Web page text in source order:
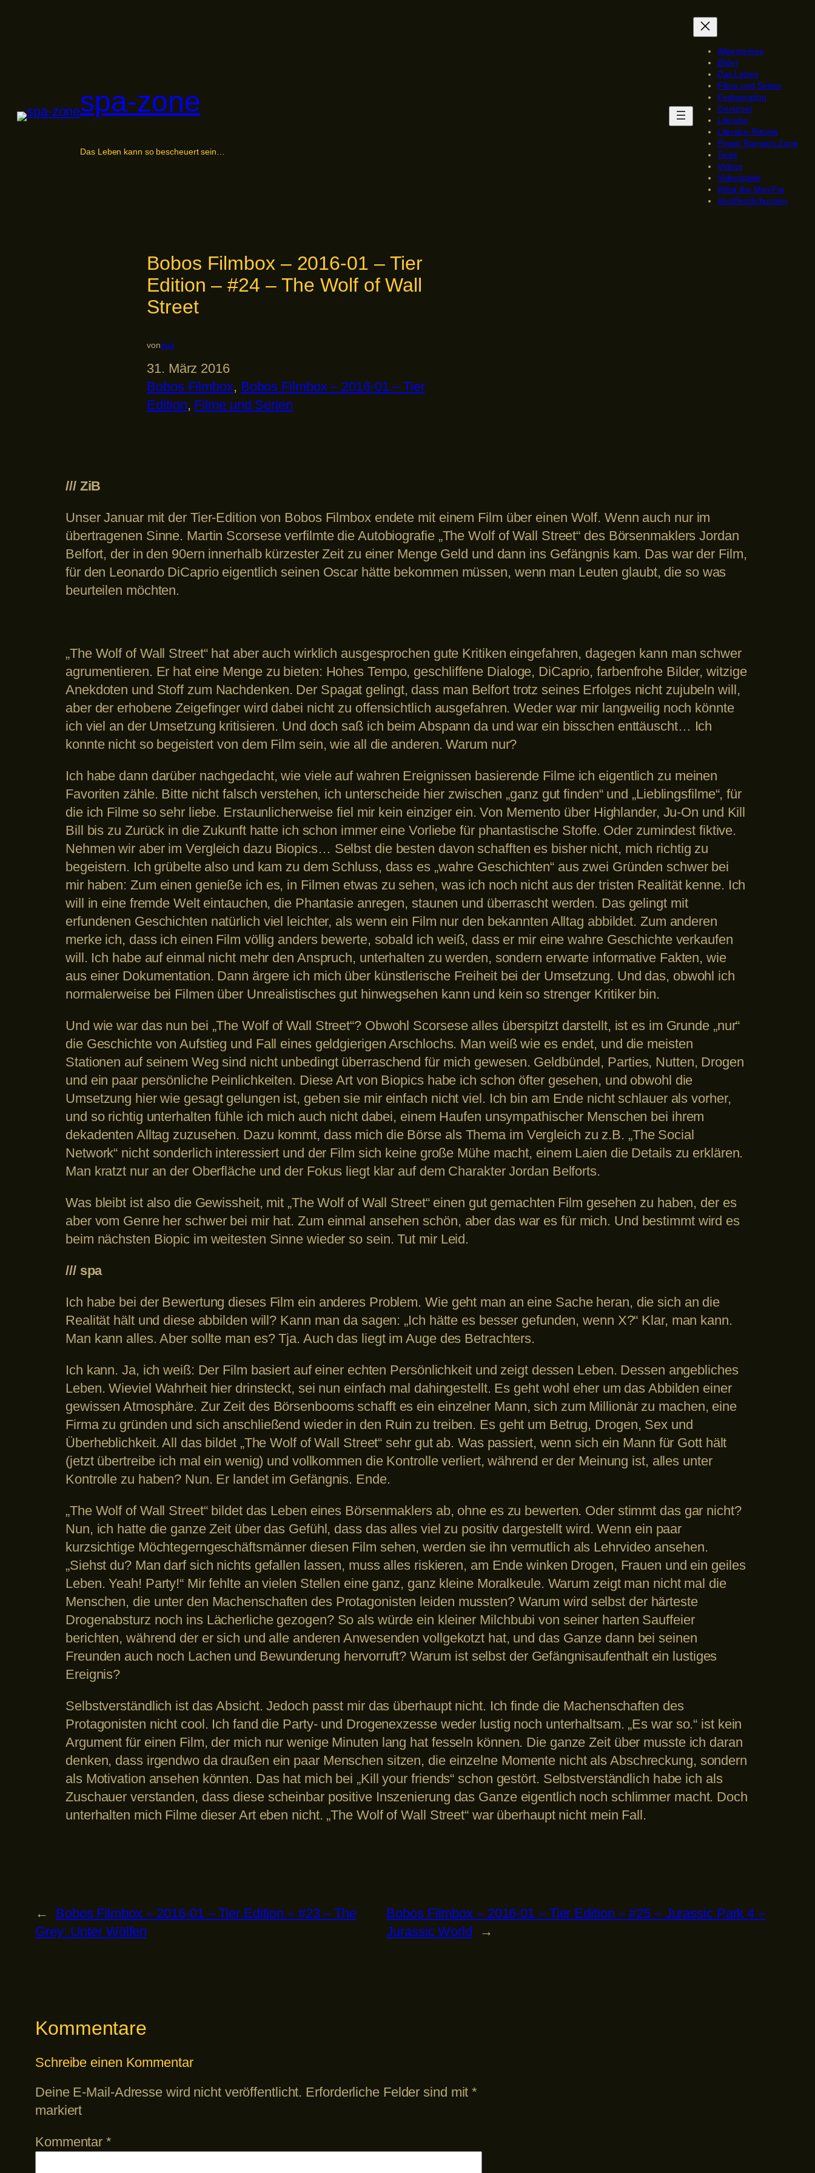
spa-zone
Das Leben kann so bescheuert sein…
Allgemeines
Bilder
Das Leben
Filme und Serien
Findspiration
Genürsel
Literatur
Literatur-Rituale
Power Rangers Zone
Texte
Videos
Videospiele
What the Mini-Fig
Veröffentlichungen
Bobos Filmbox – 2016-01 – Tier
Edition – #24 – The Wolf of Wall
Street
vonspa
31. März 2016
Bobos Filmbox, Bobos Filmbox – 2016-01 – Tier
Edition, Filme und Serien
/// ZiB
Unser Januar mit der Tier-Edition von Bobos Filmbox endete mit einem Film über einen Wolf. Wenn auch nur im
übertragenen Sinne. Martin Scorsese verfilmte die Autobiografie „The Wolf of Wall Street“ des Börsenmaklers Jordan
Belfort, der in den 90ern innerhalb kürzester Zeit zu einer Menge Geld und dann ins Gefängnis kam. Das war der Film,
für den Leonardo DiCaprio eigentlich seinen Oscar hätte bekommen müssen, wenn man Leuten glaubt, die so was
beurteilen möchten.
„The Wolf of Wall Street“ hat aber auch wirklich ausgesprochen gute Kritiken eingefahren, dagegen kann man schwer
agrumentieren. Er hat eine Menge zu bieten: Hohes Tempo, geschliffene Dialoge, DiCaprio, farbenfrohe Bilder, witzige
Anekdoten und Stoff zum Nachdenken. Der Spagat gelingt, dass man Belfort trotz seines Erfolges nicht zujubeln will,
aber der erhobene Zeigefinger wird dabei nicht zu offensichtlich ausgefahren. Weder war mir langweilig noch könnte
ich viel an der Umsetzung kritisieren. Und doch saß ich beim Abspann da und war ein bisschen enttäuscht… Ich
konnte nicht so begeistert von dem Film sein, wie all die anderen. Warum nur?
Ich habe dann darüber nachgedacht, wie viele auf wahren Ereignissen basierende Filme ich eigentlich zu meinen
Favoriten zähle. Bitte nicht falsch verstehen, ich unterscheide hier zwischen „ganz gut finden“ und „Lieblingsfilme“, für
die ich Filme so sehr liebe. Erstaunlicherweise fiel mir kein einziger ein. Von Memento über Highlander, Ju-On und Kill
Bill bis zu Zurück in die Zukunft hatte ich schon immer eine Vorliebe für phantastische Stoffe. Oder zumindest fiktive.
Nehmen wir aber im Vergleich dazu Biopics… Selbst die besten davon schafften es bisher nicht, mich richtig zu
begeistern. Ich grübelte also und kam zu dem Schluss, dass es „wahre Geschichten“ aus zwei Gründen schwer bei
mir haben: Zum einen genieße ich es, in Filmen etwas zu sehen, was ich noch nicht aus der tristen Realität kenne. Ich
will in eine fremde Welt eintauchen, die Phantasie anregen, staunen und überrascht werden. Das gelingt mit
erfundenen Geschichten natürlich viel leichter, als wenn ein Film nur den bekannten Alltag abbildet. Zum anderen
merke ich, dass ich einen Film völlig anders bewerte, sobald ich weiß, dass er mir eine wahre Geschichte verkaufen
will. Ich habe auf einmal nicht mehr den Anspruch, unterhalten zu werden, sondern erwarte informative Fakten, wie
aus einer Dokumentation. Dann ärgere ich mich über künstlerische Freiheit bei der Umsetzung. Und das, obwohl ich
normalerweise bei Filmen über Unrealistisches gut hinwegsehen kann und kein so strenger Kritiker bin.
Und wie war das nun bei „The Wolf of Wall Street“? Obwohl Scorsese alles überspitzt darstellt, ist es im Grunde „nur“
die Geschichte von Aufstieg und Fall eines geldgierigen Arschlochs. Man weiß wie es endet, und die meisten
Stationen auf seinem Weg sind nicht unbedingt überraschend für mich gewesen. Geldbündel, Parties, Nutten, Drogen
und ein paar persönliche Peinlichkeiten. Diese Art von Biopics habe ich schon öfter gesehen, und obwohl die
Umsetzung hier wie gesagt gelungen ist, geben sie mir einfach nicht viel. Ich bin am Ende nicht schlauer als vorher,
und so richtig unterhalten fühle ich mich auch nicht dabei, einem Haufen unsympathischer Menschen bei ihrem
dekadenten Alltag zuzusehen. Dazu kommt, dass mich die Börse als Thema im Vergleich zu z.B. „The Social
Network“ nicht sonderlich interessiert und der Film sich keine große Mühe macht, einem Laien die Details zu erklären.
Man kratzt nur an der Oberfläche und der Fokus liegt klar auf dem Charakter Jordan Belforts.
Was bleibt ist also die Gewissheit, mit „The Wolf of Wall Street“ einen gut gemachten Film gesehen zu haben, der es
aber vom Genre her schwer bei mir hat. Zum einmal ansehen schön, aber das war es für mich. Und bestimmt wird es
beim nächsten Biopic im weitesten Sinne wieder so sein. Tut mir Leid.
/// spa
Ich habe bei der Bewertung dieses Film ein anderes Problem. Wie geht man an eine Sache heran, die sich an die
Realität hält und diese abbilden will? Kann man da sagen: „Ich hätte es besser gefunden, wenn X?“ Klar, man kann.
Man kann alles. Aber sollte man es? Tja. Auch das liegt im Auge des Betrachters.
Ich kann. Ja, ich weiß: Der Film basiert auf einer echten Persönlichkeit und zeigt dessen Leben. Dessen angebliches
Leben. Wieviel Wahrheit hier drinsteckt, sei nun einfach mal dahingestellt. Es geht wohl eher um das Abbilden einer
gewissen Atmosphäre. Zur Zeit des Börsenbooms schafft es ein einzelner Mann, sich zum Millionär zu machen, eine
Firma zu gründen und sich anschließend wieder in den Ruin zu treiben. Es geht um Betrug, Drogen, Sex und
Überheblichkeit. All das bildet „The Wolf of Wall Street“ sehr gut ab. Was passiert, wenn sich ein Mann für Gott hält
(jetzt übertreibe ich mal ein wenig) und vollkommen die Kontrolle verliert, während er der Meinung ist, alles unter
Kontrolle zu haben? Nun. Er landet im Gefängnis. Ende.
„The Wolf of Wall Street“ bildet das Leben eines Börsenmaklers ab, ohne es zu bewerten. Oder stimmt das gar nicht?
Nun, ich hatte die ganze Zeit über das Gefühl, dass das alles viel zu positiv dargestellt wird. Wenn ein paar
kurzsichtige Möchtegerngeschäftsmänner diesen Film sehen, werden sie ihn vermutlich als Lehrvideo ansehen.
„Siehst du? Man darf sich nichts gefallen lassen, muss alles riskieren, am Ende winken Drogen, Frauen und ein geiles
Leben. Yeah! Party!“ Mir fehlte an vielen Stellen eine ganz, ganz kleine Moralkeule. Warum zeigt man nicht mal die
Menschen, die unter den Machenschaften des Protagonisten leiden mussten? Warum wird selbst der härteste
Drogenabsturz noch ins Lächerliche gezogen? So als würde ein kleiner Milchbubi von seiner harten Sauffeier
berichten, während der er sich und alle anderen Anwesenden vollgekotzt hat, und das Ganze dann bei seinen
Freunden auch noch Lachen und Bewunderung hervorruft? Warum ist selbst der Gefängnisaufenthalt ein lustiges
Ereignis?
Selbstverständlich ist das Absicht. Jedoch passt mir das überhaupt nicht. Ich finde die Machenschaften des
Protagonisten nicht cool. Ich fand die Party- und Drogenexzesse weder lustig noch unterhaltsam. „Es war so.“ ist kein
Argument für einen Film, der mich nur wenige Minuten lang hat fesseln können. Die ganze Zeit über musste ich daran
denken, dass irgendwo da draußen ein paar Menschen sitzen, die einzelne Momente nicht als Abschreckung, sondern
als Motivation ansehen könnten. Das hat mich bei „Kill your friends“ schon gestört. Selbstverständlich habe ich als
Zuschauer verstanden, dass diese scheinbar positive Inszenierung das Ganze eigentlich noch schlimmer macht. Doch
unterhalten mich Filme dieser Art eben nicht. „The Wolf of Wall Street“ war überhaupt nicht mein Fall.
←
Bobos Filmbox – 2016-01 – Tier Edition – #23 – The
Grey: Unter Wölfen
Bobos Filmbox – 2016-01 – Tier Edition – #25 – Jurassic Park 4 –
Jurassic World
→
Kommentare
Schreibe einen Kommentar
Deine E-Mail-Adresse wird nicht veröffentlicht. Erforderliche Felder sind mit*
markiert
Kommentar*